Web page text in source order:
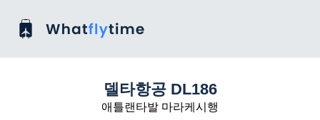
델타항공 DL186
애틀랜타발 마라케시행